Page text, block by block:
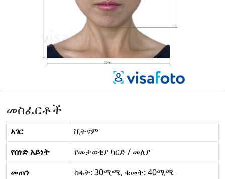
መስፈርቶች
አገር
ቪትናም
የሰነድ አይነት
የመታወቂያ ካርድ / መለያ
መጠን
ስፋት: 30ሚሜ, ቁመት: 40ሚሜ